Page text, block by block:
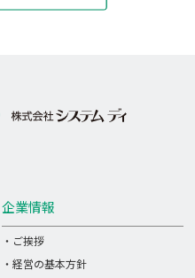
企業情報
・ご挨拶
・経営の基本方針